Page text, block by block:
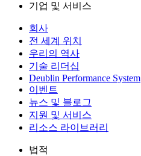
기업 및 서비스
회사
전 세계 위치
우리의 역사
기술 리더십
Deublin Performance System
이벤트
뉴스 및 블로그
지원 및 서비스
리소스 라이브러리
법적